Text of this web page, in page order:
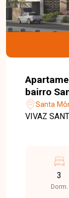
bairro
MGSanta
VIVAZ
3
Dorm.